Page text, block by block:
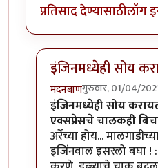
प्रतिसाद देण्यासाठीलॉग
इंजिनमध्येही सोय
मदनबाणगुरुवार, 01/04/
In reply toम बाby
इंजिनमध्येही सोय
एक्सप्रेसचे चालकही
अर्रेच्या होय...
इजिंनवाल इसरलो बघा !